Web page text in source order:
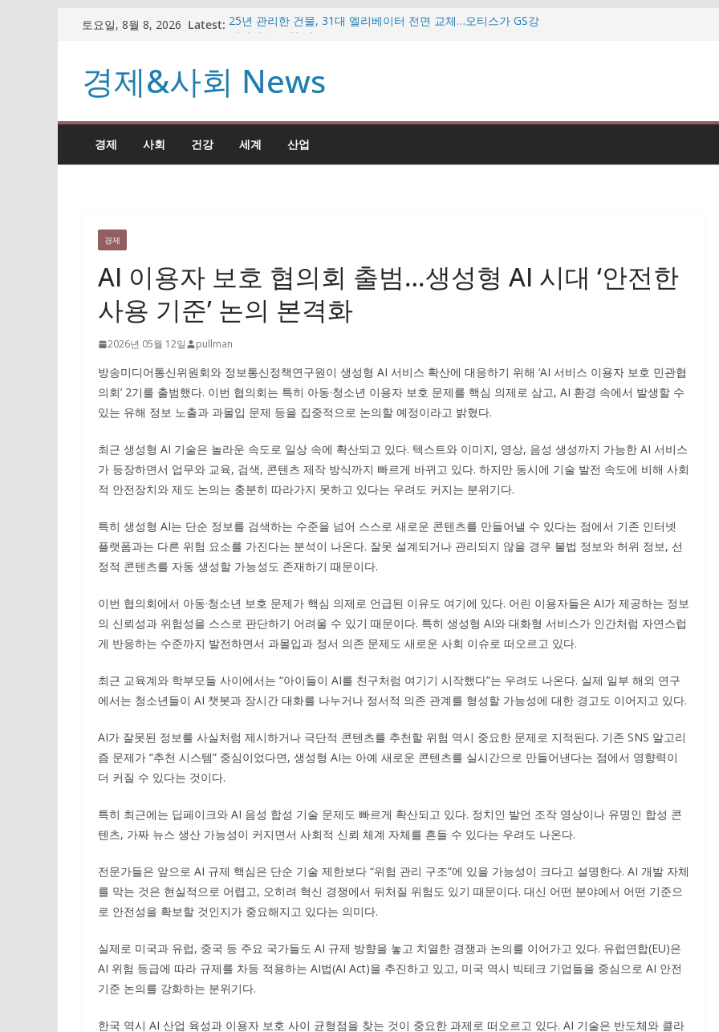
토요일, 8월 8, 2026 Latest: 25년 관리한 건물, 31대 엘리베이터 전면 교체…오티스가 GS강
가상자산 시장
임종룡 회장, 일본·대만 투자자 만난다…우리금융 “자본력·주주환
팥빙수·우베 디저트 인기인데…”미슐랭 맛집도 점검” 식약처 칼
빼든 이유
자동차 부품 기업의 변신…삼현, 북미 로봇 전시회서 휴머노이드
시장 공략
경제&사회 News
경제 사회 건강 세계 산업
경제
AI 이용자 보호 협의회 출범…생성형 AI 시대 ‘안전한
사용 기준’ 논의 본격화
2026년 05월 12일 pullman
방송미디어통신위원회와 정보통신정책연구원이 생성형 AI 서비스 확산에 대응하기 위해 ‘AI 서비스 이용자 보호 민관협
의회’ 2기를 출범했다. 이번 협의회는 특히 아동·청소년 이용자 보호 문제를 핵심 의제로 삼고, AI 환경 속에서 발생할 수
있는 유해 정보 노출과 과몰입 문제 등을 집중적으로 논의할 예정이라고 밝혔다.
최근 생성형 AI 기술은 놀라운 속도로 일상 속에 확산되고 있다. 텍스트와 이미지, 영상, 음성 생성까지 가능한 AI 서비스
가 등장하면서 업무와 교육, 검색, 콘텐츠 제작 방식까지 빠르게 바뀌고 있다. 하지만 동시에 기술 발전 속도에 비해 사회
적 안전장치와 제도 논의는 충분히 따라가지 못하고 있다는 우려도 커지는 분위기다.
특히 생성형 AI는 단순 정보를 검색하는 수준을 넘어 스스로 새로운 콘텐츠를 만들어낼 수 있다는 점에서 기존 인터넷
플랫폼과는 다른 위험 요소를 가진다는 분석이 나온다. 잘못 설계되거나 관리되지 않을 경우 불법 정보와 허위 정보, 선
정적 콘텐츠를 자동 생성할 가능성도 존재하기 때문이다.
이번 협의회에서 아동·청소년 보호 문제가 핵심 의제로 언급된 이유도 여기에 있다. 어린 이용자들은 AI가 제공하는 정보
의 신뢰성과 위험성을 스스로 판단하기 어려울 수 있기 때문이다. 특히 생성형 AI와 대화형 서비스가 인간처럼 자연스럽
게 반응하는 수준까지 발전하면서 과몰입과 정서 의존 문제도 새로운 사회 이슈로 떠오르고 있다.
최근 교육계와 학부모들 사이에서는 “아이들이 AI를 친구처럼 여기기 시작했다”는 우려도 나온다. 실제 일부 해외 연구
에서는 청소년들이 AI 챗봇과 장시간 대화를 나누거나 정서적 의존 관계를 형성할 가능성에 대한 경고도 이어지고 있다.
AI가 잘못된 정보를 사실처럼 제시하거나 극단적 콘텐츠를 추천할 위험 역시 중요한 문제로 지적된다. 기존 SNS 알고리
즘 문제가 “추천 시스템” 중심이었다면, 생성형 AI는 아예 새로운 콘텐츠를 실시간으로 만들어낸다는 점에서 영향력이
더 커질 수 있다는 것이다.
특히 최근에는 딥페이크와 AI 음성 합성 기술 문제도 빠르게 확산되고 있다. 정치인 발언 조작 영상이나 유명인 합성 콘
텐츠, 가짜 뉴스 생산 가능성이 커지면서 사회적 신뢰 체계 자체를 흔들 수 있다는 우려도 나온다.
전문가들은 앞으로 AI 규제 핵심은 단순 기술 제한보다 “위험 관리 구조”에 있을 가능성이 크다고 설명한다. AI 개발 자체
를 막는 것은 현실적으로 어렵고, 오히려 혁신 경쟁에서 뒤처질 위험도 있기 때문이다. 대신 어떤 분야에서 어떤 기준으
로 안전성을 확보할 것인지가 중요해지고 있다는 의미다.
실제로 미국과 유럽, 중국 등 주요 국가들도 AI 규제 방향을 놓고 치열한 경쟁과 논의를 이어가고 있다. 유럽연합(EU)은
AI 위험 등급에 따라 규제를 차등 적용하는 AI법(AI Act)을 추진하고 있고, 미국 역시 빅테크 기업들을 중심으로 AI 안전
기준 논의를 강화하는 분위기다.
한국 역시 AI 산업 육성과 이용자 보호 사이 균형점을 찾는 것이 중요한 과제로 떠오르고 있다. AI 기술은 반도체와 클라